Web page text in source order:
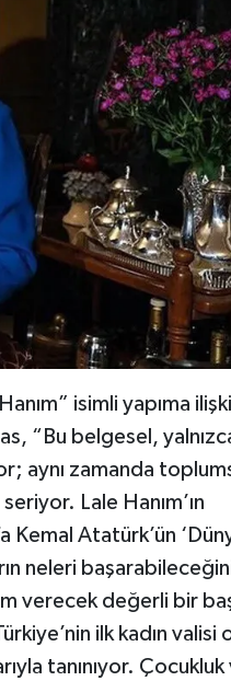
isimli yapıma
“Bu belgesel,
aynı zamanda
Lale Hanım’ın
Atatürk’ün
neleri
verecek değerli bir
ilk kadın valisi
tanınıyor. Çocukluk